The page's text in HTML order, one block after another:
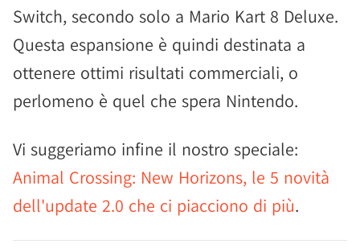
Switch, secondo solo a Mario Kart 8 Deluxe.
Questa espansione è quindi destinata a
ottenere ottimi risultati commerciali, o
perlomeno è quel che spera Nintendo.
Vi suggeriamo infine il nostro speciale:
Animal Crossing: New Horizons, le 5 novità
dell'update 2.0 che ci piacciono di più.